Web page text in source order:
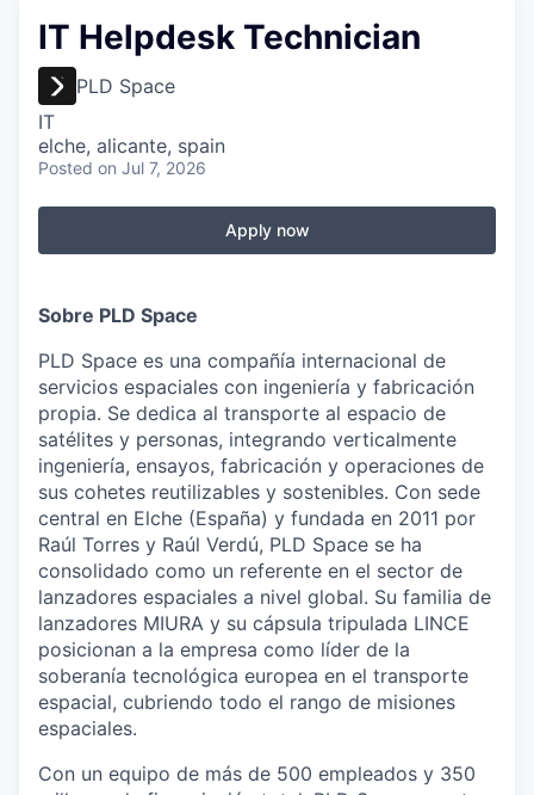
IT Helpdesk Technician
PLD Space
IT
elche, alicante, spain
Posted on Jul 7, 2026
Apply now
Sobre PLD Space
PLD Space es una compañía internacional de
servicios espaciales con ingeniería y fabricación
propia. Se dedica al transporte al espacio de
satélites y personas, integrando verticalmente
ingeniería, ensayos, fabricación y operaciones de
sus cohetes reutilizables y sostenibles. Con sede
central en Elche (España) y fundada en 2011 por
Raúl Torres y Raúl Verdú, PLD Space se ha
consolidado como un referente en el sector de
lanzadores espaciales a nivel global. Su familia de
lanzadores MIURA y su cápsula tripulada LINCE
posicionan a la empresa como líder de la
soberanía tecnológica europea en el transporte
espacial, cubriendo todo el rango de misiones
espaciales.
Con un equipo de más de 500 empleados y 350